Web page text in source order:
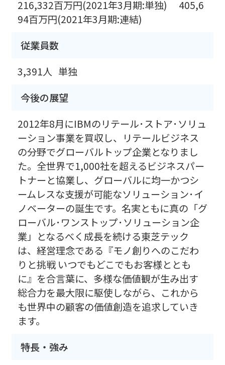
216,332百万円(2021年3月期:単独) 405,6
94百万円(2021年3月期:連結)
従業員数
3,391人 単独
今後の展望
2012年8月にIBMのリテール･ストア･ソリュ
ーション事業を買収し、リテールビジネス
の分野でグローバルトップ企業となりまし
た。全世界で1,000社を超えるビジネスパー
トナーと協業し、グローバルに均一かつシ
ームレスな支援が可能なソリューション･イ
ノベーターの誕生です。名実ともに真の「グ
ローバル･ワンストップ･ソリューション企
業」となるべく成長を続ける東芝テック
は、経営理念である『モノ創りへのこだわ
りと挑戦 いつでもどこでもお客様ととも
に』を合言葉に、多様な価値観が生み出す
総合力を最大限に駆使しながら、これから
も世界中の顧客の価値創造を追求していき
ます。
特長・強み